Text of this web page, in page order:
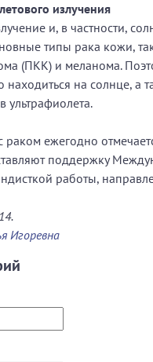
излучения
и, в частности,
типы рака кожи,
(ПКК) и меланома.
на солнце, а
ультрафиолета.
ежегодно
поддержку
работы,
Игоревна